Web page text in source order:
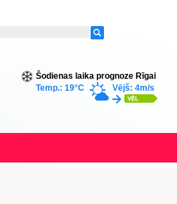
Šodienas laika prognoze Rīgai
Temp.: 19°C
Vējš: 4m/s